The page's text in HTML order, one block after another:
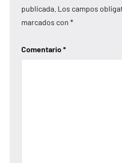
publicada. Los campos
marcados con *
Comentario*